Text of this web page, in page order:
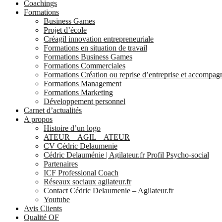
Coachings
Formations
Business Games
Projet d’école
Créagil innovation entrepreneuriale
Formations en situation de travail
Formations Business Games
Formations Commerciales
Formations Création ou reprise d’entreprise et
Formations Management
Formations Marketing
Développement personnel
Carnet d’actualités
A propos
Histoire d’un logo
ATEUR – AGIL – ATEUR
CV Cédric Delaumenie
Cédric Delauménie | Agilateur.fr Profil Psycho-social
Partenaires
ICF Professional Coach
Réseaux sociaux agilateur.fr
Contact Cédric Delaumenie – Agilateur.fr
Youtube
Avis Clients
Qualité OF